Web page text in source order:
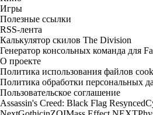
Игры
Полезные ссылки
RSS-лента
Калькулятор скилов The Division
Генератор консольных команда для
О проекте
Политика использования файлов
Политика обработки персональных
Пользовательское соглашение
Assassin's Creed: Black Flag Resynced